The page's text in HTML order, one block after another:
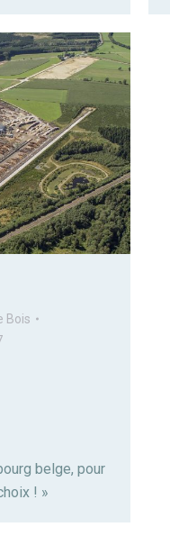
Bois
belge, pour
! »